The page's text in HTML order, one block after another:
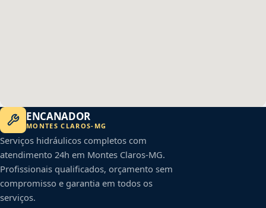
ENCANADOR
MONTES CLAROS- MG
Serviços hidráulicos completos com
atendimento 24h em Montes Claros-MG.
Profissionais qualificados, orçamento sem
compromisso e garantia em todos os
serviços.